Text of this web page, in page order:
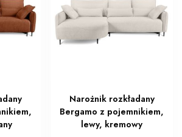
Narożnik rozkładany
Bergamo z pojemnikiem,
lewy, kremowy